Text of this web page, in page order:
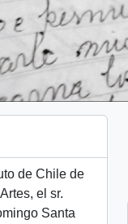
de Chile de
el sr.
Santa